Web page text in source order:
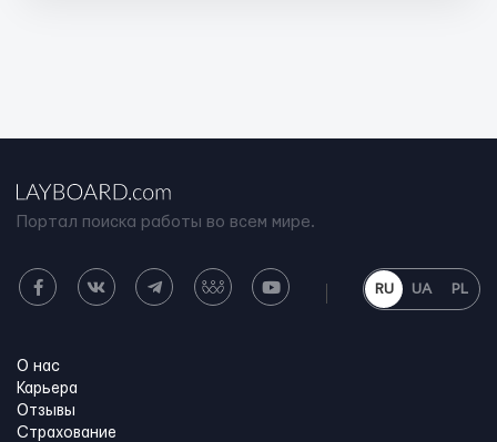
Портал поиска работы во всем мире.
RU UA PL
О нас
Карьера
Отзывы
Страхование